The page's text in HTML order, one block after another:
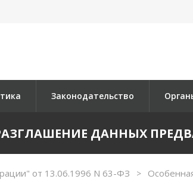
Законодательство
РАЗГЛАШЕНИЕ ДАННЫХ
от 13.06.1996 N 63-ФЗ >